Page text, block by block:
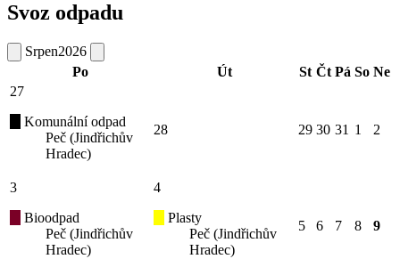
Svoz odpadu
Srpen2026
Po
Út St Čt Pá So Ne
27
Komunální odpad
Peč (Jindřichův
Hradec)
28 29 30 31 1 2
3
Bioodpad
Peč (Jindřichův
Hradec)
4
Plasty
Peč (Jindřichův
Hradec)
5 6 7 8 9